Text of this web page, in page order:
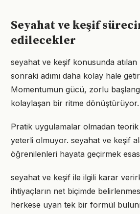
Seyahat ve keşif
edilecekler
seyahat ve keşif konusunda atılan
sonraki adımı daha kolay hale
Momentumun gücü, zorlu
kolaylaşan bir ritme dönüştürüyor.
Pratik uygulamalar olmadan teorik
yeterli olmuyor. seyahat ve keşif
öğrenilenleri hayata geçirmek
seyahat ve keşif ile ilgili karar
ihtiyaçların net biçimde
herkese uyan tek bir formül